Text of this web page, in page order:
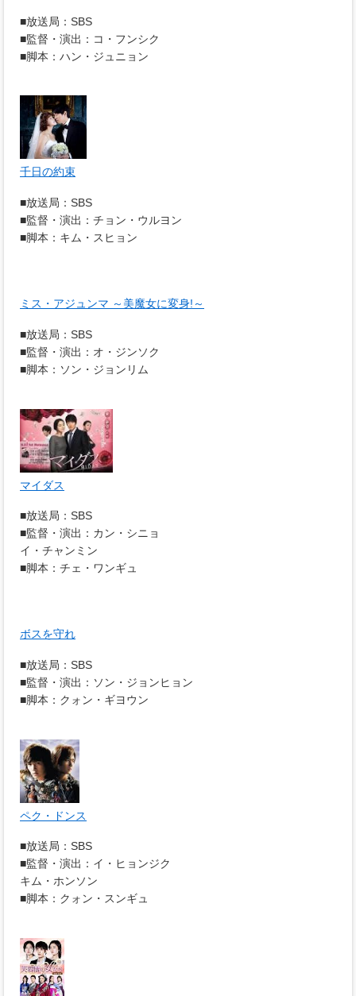
■放送局：SBS
■監督・演出：コ・フンシク
■脚本：ハン・ジュニョン
千日の約束
■放送局：SBS
■監督・演出：チョン・ウルヨン
■脚本：キム・スヒョン
ミス・アジュンマ ～美魔女に変身!～
■放送局：SBS
■監督・演出：オ・ジンソク
■脚本：ソン・ジョンリム
マイダス
■放送局：SBS
■監督・演出：カン・シニョ
イ・チャンミン
■脚本：チェ・ワンギュ
ボスを守れ
■放送局：SBS
■監督・演出：ソン・ジョンヒョン
■脚本：クォン・ギヨウン
ペク・ドンス
■放送局：SBS
■監督・演出：イ・ヒョンジク
キム・ホンソン
■脚本：クォン・スンギュ